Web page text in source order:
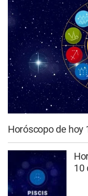
Horóscopo de hoy
10